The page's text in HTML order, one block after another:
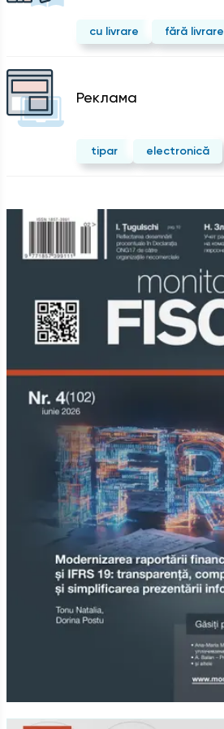
cu livrare fără livrare
Реклама
tipar electronică